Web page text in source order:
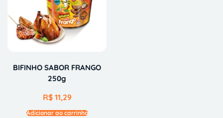
BIFINHO SABOR FRANGO
250g
R$11,29
Adicionar ao carrinho